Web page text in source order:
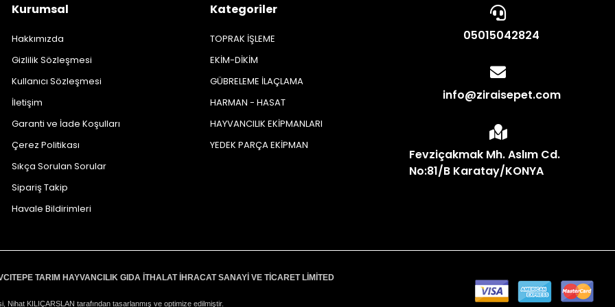
Kurumsal
Hakkımızda
Gizlilik Sözleşmesi
Kullanıcı Sözleşmesi
İletişim
Garanti ve İade Koşulları
Çerez Politikası
Sıkça Sorulan Sorular
Sipariş Takip
Havale Bildirimleri
Kategoriler
TOPRAK İŞLEME
EKİM-DİKİM
GÜBRELEME İLAÇLAMA
HARMAN - HASAT
HAYVANCILIK EKİPMANLARI
YEDEK PARÇA EKİPMAN
05015042824
info@ziraisepet.com
Fevziçakmak Mh. Aslım Cd.
No:81/B Karatay/KONYA
TARIM HAYVANCILIK GIDA İTHALAT İHRACAT SANAYİ VE TİCARET LİMİTED
Nihat KILIÇARSLAN tarafından tasarlanmış ve optimize edilmiştir.